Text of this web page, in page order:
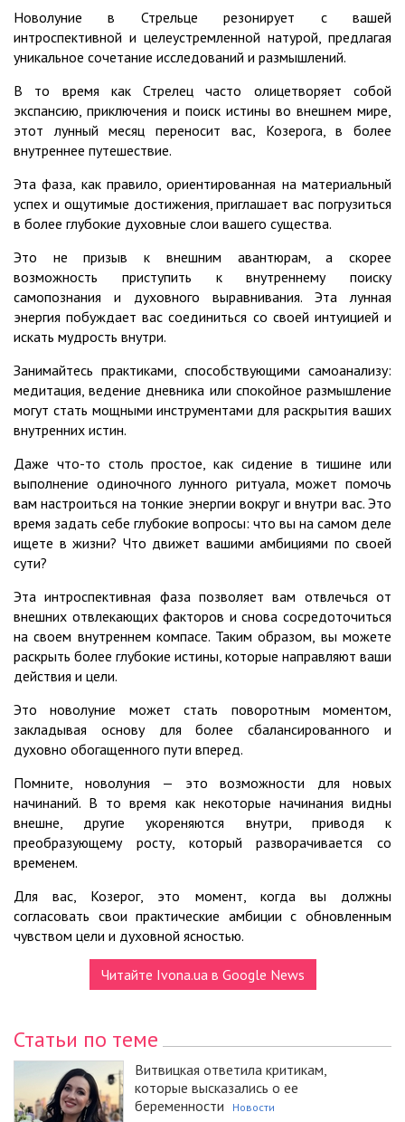
Новолуние в Стрельце резонирует с вашей
интроспективной и целеустремленной натурой, предлагая
уникальное сочетание исследований и размышлений.
В то время как Стрелец часто олицетворяет собой
экспансию, приключения и поиск истины во внешнем мире,
этот лунный месяц переносит вас, Козерога, в более
внутреннее путешествие.
Эта фаза, как правило, ориентированная на материальный
успех и ощутимые достижения, приглашает вас погрузиться
в более глубокие духовные слои вашего существа.
Это не призыв к внешним авантюрам, а скорее
возможность приступить к внутреннему поиску
самопознания и духовного выравнивания. Эта лунная
энергия побуждает вас соединиться со своей интуицией и
искать мудрость внутри.
Занимайтесь практиками, способствующими самоанализу:
медитация, ведение дневника или спокойное размышление
могут стать мощными инструментами для раскрытия ваших
внутренних истин.
Даже что-то столь простое, как сидение в тишине или
выполнение одиночного лунного ритуала, может помочь
вам настроиться на тонкие энергии вокруг и внутри вас. Это
время задать себе глубокие вопросы: что вы на самом деле
ищете в жизни? Что движет вашими амбициями по своей
сути?
Эта интроспективная фаза позволяет вам отвлечься от
внешних отвлекающих факторов и снова сосредоточиться
на своем внутреннем компасе. Таким образом, вы можете
раскрыть более глубокие истины, которые направляют ваши
действия и цели.
Это новолуние может стать поворотным моментом,
закладывая основу для более сбалансированного и
духовно обогащенного пути вперед.
Помните, новолуния — это возможности для новых
начинаний. В то время как некоторые начинания видны
внешне, другие укореняются внутри, приводя к
преобразующему росту, который разворачивается со
временем.
Для вас, Козерог, это момент, когда вы должны
согласовать свои практические амбиции с обновленным
чувством цели и духовной ясностью.
Читайте Ivona.ua в Google News
Статьи по теме
Витвицкая ответила критикам,
которые высказались о ее
беременности
Новости